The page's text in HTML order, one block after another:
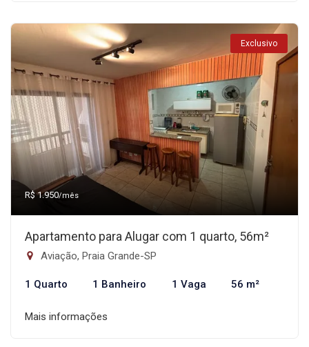
Exclusivo
R$ 1.950/mês
Apartamento para Alugar com 1 quarto, 56m²
Aviação, Praia Grande-SP
1 Quarto 1 Banheiro 1 Vaga 56 m²
Mais informações